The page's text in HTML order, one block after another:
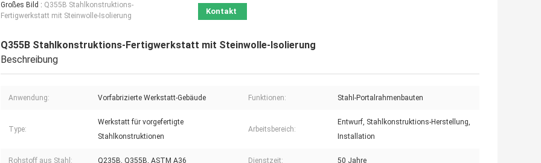
Großes Bild : Q355B Stahlkonstruktions-
Fertigwerkstatt mit Steinwolle-Isolierung
Kontakt
Q355B Stahlkonstruktions-Fertigwerkstatt mit Steinwolle-Isolierung
Beschreibung
Anwendung: Vorfabrizierte Werkstatt-Gebäude Funktionen: Stahl-Portalrahmenbauten
Type:
Werkstatt für vorgefertigte
Stahlkonstruktionen
Arbeitsbereich:
Entwurf, Stahlkonstruktions-Herstellung,
Installation
Rohstoff aus Stahl: Q235B, Q355B, ASTM A36 Dienstzeit: 50 Jahre